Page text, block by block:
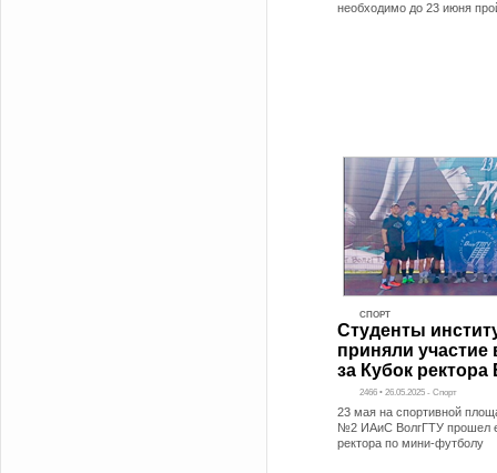
необходимо до 23 июня
СПОРТ
Студенты
приняли участие
за Кубок ректора
2466 • 26.05.2025 - Спорт
23 мая на спортивной
№2 ИАиС ВолгГТУ прошел
ректора по мини-футболу